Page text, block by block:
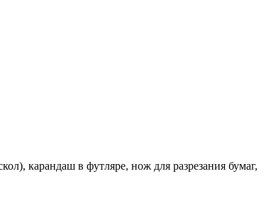
карандаш в футляре, нож для разрезания бумаг,